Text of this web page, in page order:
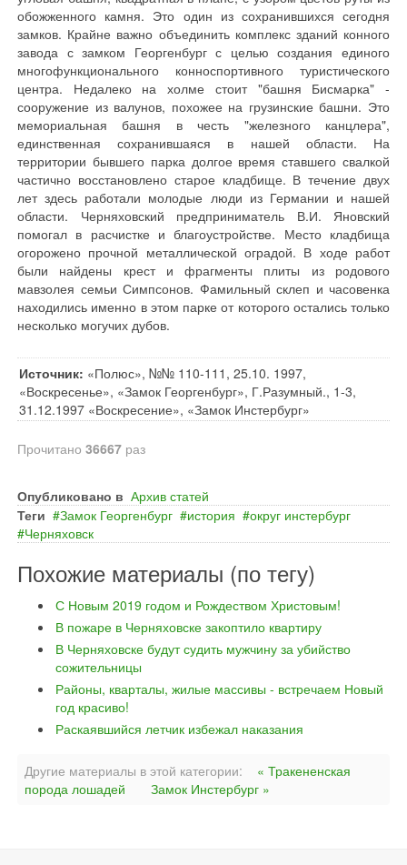
Источник: «Полюс», №№ 110-111, 25.10. 1997,
«Воскресенье», «Замок Георгенбург», Г.Разумный., 1-3,
31.12.1997 «Воскресение», «Замок Инстербург»
Прочитано 36667 раз
Опубликовано в Архив статей
Теги
Замок Георгенбург история
округ инстербург
Черняховск
Похожие материалы (по тегу)
С Новым 2019 годом и Рождеством Христовым!
В пожаре в Черняховске закоптило квартиру
В Черняховске будут судить мужчину за убийство
сожительницы
Районы, кварталы, жилые массивы - встречаем Новый
год красиво!
Раскаявшийся летчик избежал наказания
Другие материалы в этой категории:
« Тракененская
порода лошадей
Замок Инстербург »